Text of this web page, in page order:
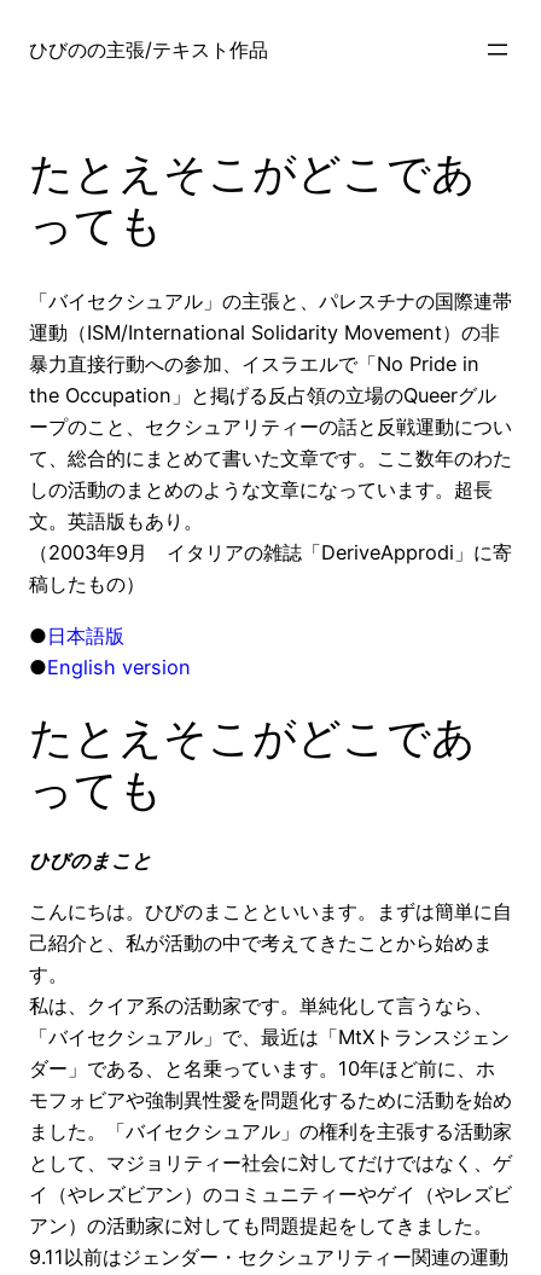
ひびのの主張/テキスト作品
たとえそこがどこであ
っても
「バイセクシュアル」の主張と、パレスチナの国際連帯
運動（ISM/International Solidarity Movement）の非
暴力直接行動への参加、イスラエルで「No Pride in
the Occupation」と掲げる反占領の立場のQueerグル
ープのこと、セクシュアリティーの話と反戦運動につい
て、総合的にまとめて書いた文章です。ここ数年のわた
しの活動のまとめのような文章になっています。超長
文。英語版もあり。
（2003年9月 イタリアの雑誌「DeriveApprodi」に寄
稿したもの）
●日本語版
●English version
たとえそこがどこであ
っても
ひびのまこと
こんにちは。ひびのまことといいます。まずは簡単に自
己紹介と、私が活動の中で考えてきたことから始めま
す。
私は、クイア系の活動家です。単純化して言うなら、
「バイセクシュアル」で、最近は「MtXトランスジェン
ダー」である、と名乗っています。10年ほど前に、ホ
モフォビアや強制異性愛を問題化するために活動を始め
ました。「バイセクシュアル」の権利を主張する活動家
として、マジョリティー社会に対してだけではなく、ゲ
イ（やレズビアン）のコミュニティーやゲイ（やレズビ
アン）の活動家に対しても問題提起をしてきました。
9.11以前はジェンダー・セクシュアリティー関連の運動